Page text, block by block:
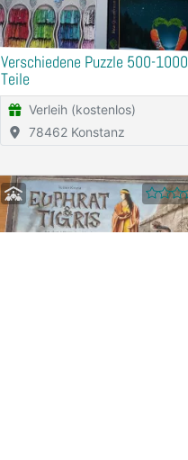
Verschiedene Puzzle 500-1000
Teile
Verleih (kostenlos)
78462 Konstanz